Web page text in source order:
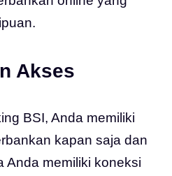
Akses
BSI, Anda memiliki
kapan saja dan
Anda memiliki koneksi